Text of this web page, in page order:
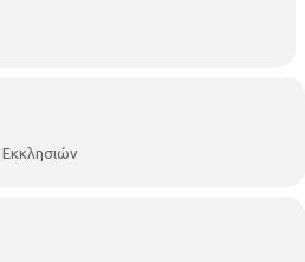
να είναι ο κλόουν του τσίρκου.
αλλά εξακολουθεί να είναι
Βιβλιοθήκη 40 Εκκλησιών, Γ.
Βιβλιοθήκη-40-
Εκκλησιών